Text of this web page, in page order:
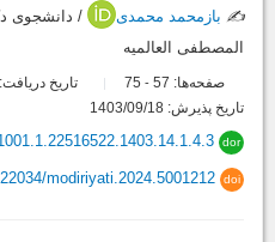
✍️ بازمحمد محمدی
/ دانشجوی
المصطفی العالمیه
صفحه‌ها: 57
-
تاریخ دریافت: 1403/07/17
تاریخ پذیرش: 1403/09/18
dor
doi
modiriyati.2024.5001212